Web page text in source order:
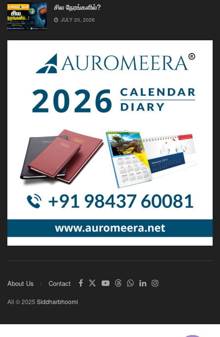
சில நேரங்களில்?
JULY 20, 2026
About Us Contact
All © 2025 Siddharbhoomi